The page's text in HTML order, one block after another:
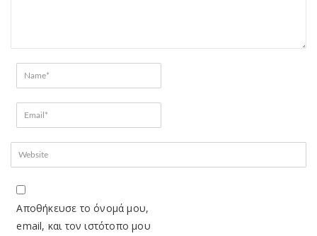
Αποθήκευσε το όνομά μου,
email, και τον ιστότοπο μου